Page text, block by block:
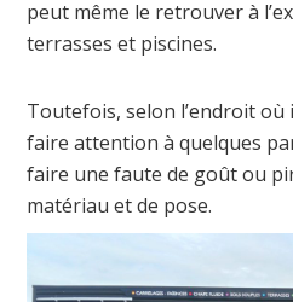
peut même le retrouver à
terrasses et piscines.
Toutefois, selon l’endroit
faire attention à quelques
faire une faute de goût ou
matériau et de pose.